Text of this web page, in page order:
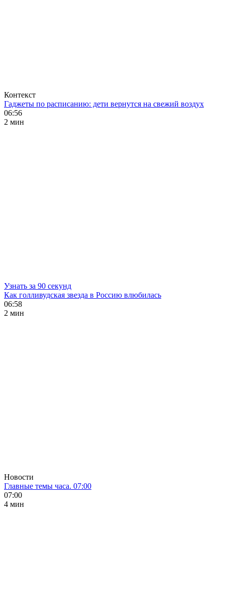
Контекст
Гаджеты по расписанию: дети вернутся на свежий воздух
06:56
2 мин
Узнать за 90 секунд
Как голливудская звезда в Россию влюбилась
06:58
2 мин
Новости
Главные темы часа. 07:00
07:00
4 мин